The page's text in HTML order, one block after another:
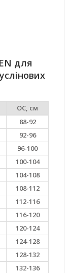
для
ОС, см
88-92
92-96
96-100
100-104
104-108
108-112
112-116
116-120
120-124
124-128
128-132
132-136